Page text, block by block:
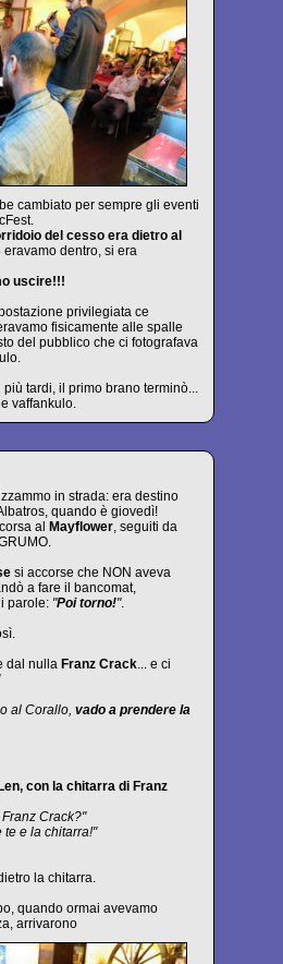
cambiato per sempre gli eventi
del cesso era dietro al
eravamo dentro, si era
uscire!!!
privilegiata ce
fisicamente alle spalle
del pubblico che ci fotografava
tardi, il primo brano terminò...
vaffankulo.
in strada: era destino
quando è giovedì!
al Mayflower, seguiti da
si accorse che NON aveva
a fare il bancomat,
parole: "Poi torno!".
dal nulla Franz Crack... e ci
al Corallo, vado a prendere la
con la chitarra di Franz
Crack?"
te e la chitarra!"
la chitarra.
quando ormai avevamo
arrivarono